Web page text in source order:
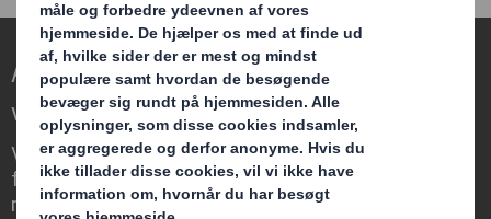
At gentænke emballage til en foranderlig
verden
Vi skiller os ud, fordi vi ser muligheden
for, at emballage kan spille en afgørende
rolle i verdenen omkring os.